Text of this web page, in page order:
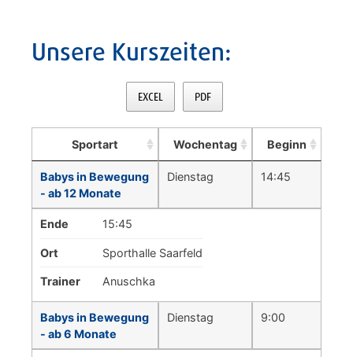
Unsere Kurszeiten:
EXCEL PDF
Sportart Wochentag Beginn
Babys in Bewegung
- ab 12 Monate
Dienstag 14:45
Ende 15:45
Ort Sporthalle Saarfeld
Trainer Anuschka
Babys in Bewegung
- ab 6 Monate
Dienstag 9:00